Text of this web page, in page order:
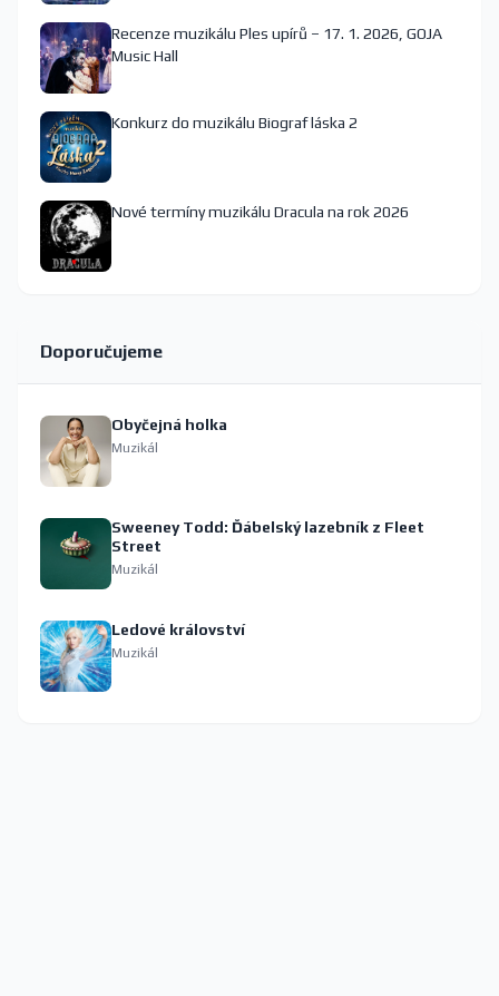
Recenze muzikálu Ples upírů – 17. 1. 2026, GOJA
Music Hall
Konkurz do muzikálu Biograf láska 2
Nové termíny muzikálu Dracula na rok 2026
Doporučujeme
Obyčejná holka
Muzikál
Sweeney Todd: Ďábelský lazebník z Fleet
Street
Muzikál
Ledové království
Muzikál